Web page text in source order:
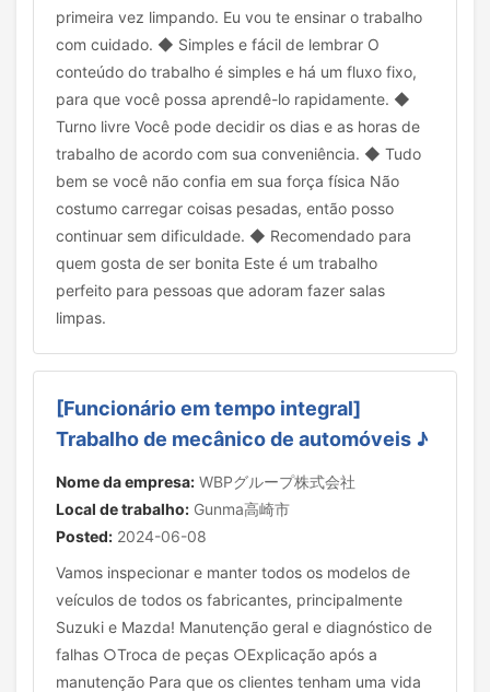
primeira vez limpando. Eu vou te ensinar o trabalho
com cuidado. ◆ Simples e fácil de lembrar O
conteúdo do trabalho é simples e há um fluxo fixo,
para que você possa aprendê-lo rapidamente. ◆
Turno livre Você pode decidir os dias e as horas de
trabalho de acordo com sua conveniência. ◆ Tudo
bem se você não confia em sua força física Não
costumo carregar coisas pesadas, então posso
continuar sem dificuldade. ◆ Recomendado para
quem gosta de ser bonita Este é um trabalho
perfeito para pessoas que adoram fazer salas
limpas.
[Funcionário em tempo integral]
Trabalho de mecânico de automóveis ♪
Nome da empresa: WBPグループ株式会社
Local de trabalho: Gunma高崎市
Posted: 2024-06-08
Vamos inspecionar e manter todos os modelos de
veículos de todos os fabricantes, principalmente
Suzuki e Mazda! Manutenção geral e diagnóstico de
falhas ○Troca de peças ○Explicação após a
manutenção Para que os clientes tenham uma vida